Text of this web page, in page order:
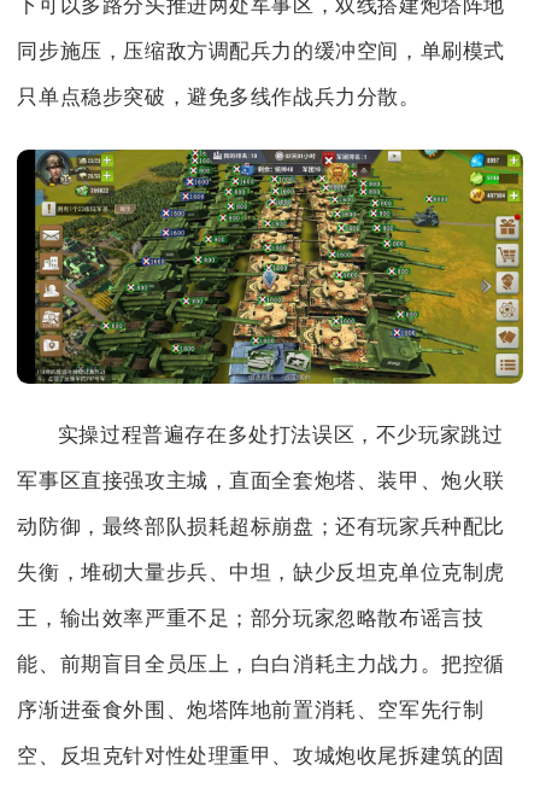
下可以多路分头推进两处军事区，双线搭建炮塔阵地
同步施压，压缩敌方调配兵力的缓冲空间，单刷模式
只单点稳步突破，避免多线作战兵力分散。
实操过程普遍存在多处打法误区，不少玩家跳过
军事区直接强攻主城，直面全套炮塔、装甲、炮火联
动防御，最终部队损耗超标崩盘；还有玩家兵种配比
失衡，堆砌大量步兵、中坦，缺少反坦克单位克制虎
王，输出效率严重不足；部分玩家忽略散布谣言技
能、前期盲目全员压上，白白消耗主力战力。把控循
序渐进蚕食外围、炮塔阵地前置消耗、空军先行制
空、反坦克针对性处理重甲、攻城炮收尾拆建筑的固